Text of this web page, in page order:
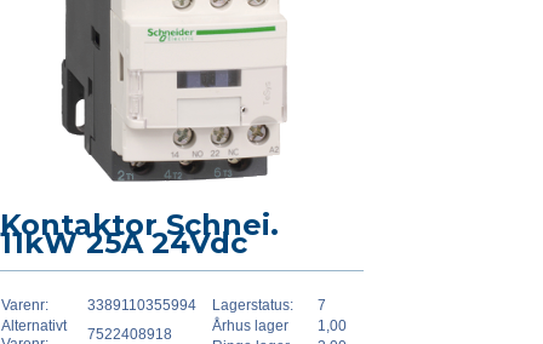
Kontaktor Schnei.
11kW 25A 24Vdc
Varenr:
3389110355994
Alternativt
7522408918
Lagerstatus:
7
Århus lager
1,00